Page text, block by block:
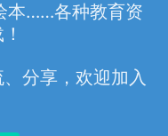
本……各种教育资
分享，欢迎加入